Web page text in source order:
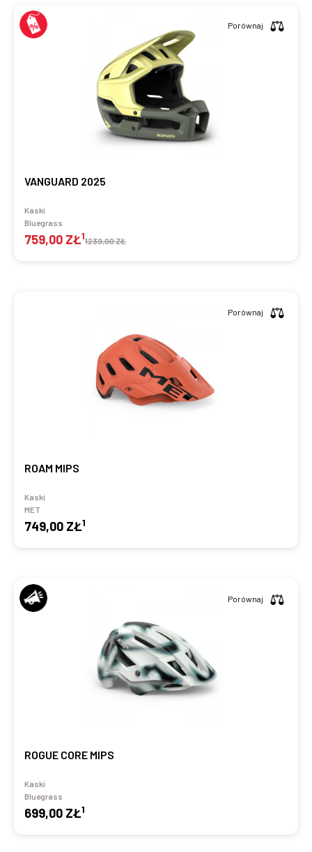
VANGUARD 2025
Kaski
Bluegrass
759,00 ZŁ11239,00 ZŁ
Porównaj
ROAM MIPS
Kaski
MET
749,00 ZŁ1
Porównaj
ROGUE CORE MIPS
Kaski
Bluegrass
699,00 ZŁ1
Porównaj